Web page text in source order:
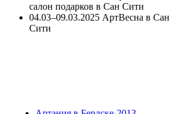
салон подарков в Сан Сити
04.03–09.03.2025 АртВесна в Сан
Сити